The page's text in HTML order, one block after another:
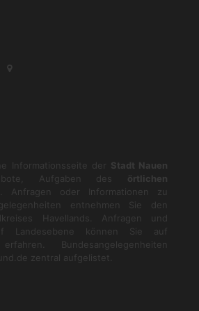
Informationsseite der Stadt Nauen
Aufgaben des örtlichen
. Anfragen oder Informationen zu
entnehmen Sie den
Havellands. Anfragen und
Landesebene können Sie auf
Bundesangelegenheiten
zentral aufgelistet.